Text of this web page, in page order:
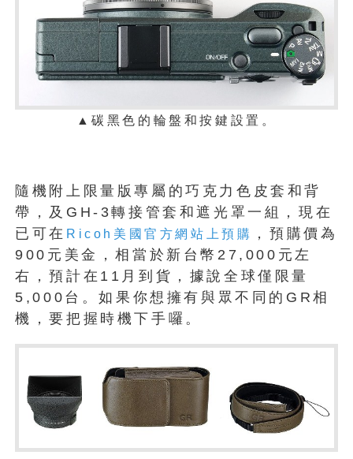
▲碳黑色的輪盤和按鍵設置。
隨機附上限量版專屬的巧克力色皮套和背
帶，及GH-3轉接管套和遮光罩一組，現在
已可在 Ricoh美國官方網站上預購
，預購價為
900元美金，相當於新台幣27,000元左
右，預計在11月到貨，據說全球僅限量
5,000台。如果你想擁有與眾不同的GR相
機，要把握時機下手囉。